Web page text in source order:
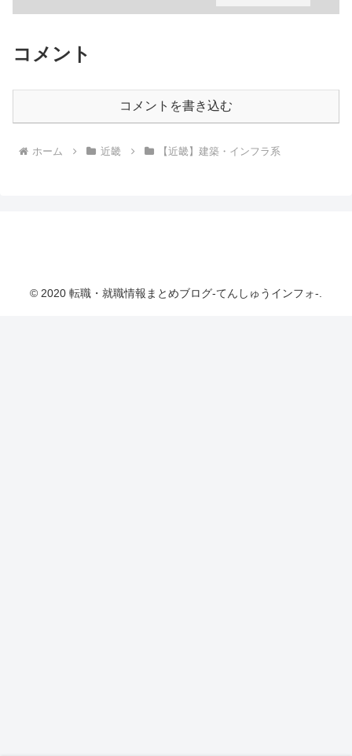
コメント
コメントを書き込む
ホーム 近畿 【近畿】建築・インフラ系
© 2020 転職・就職情報まとめブログ-てんしゅうインフォ-.